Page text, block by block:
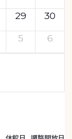
29
30
5 6